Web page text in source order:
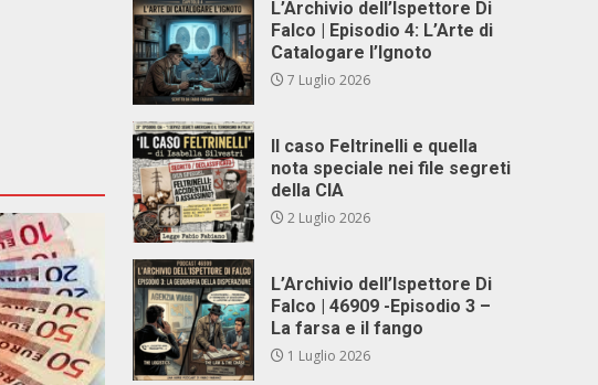
L’Archivio dell’Ispettore Di
Falco | Episodio 4: L’Arte di
Catalogare l’Ignoto
7 Luglio 2026
Il caso Feltrinelli e quella
nota speciale nei file segreti
della CIA
2 Luglio 2026
L’Archivio dell’Ispettore Di
Falco | 46909 -Episodio 3 –
La farsa e il fango
1 Luglio 2026